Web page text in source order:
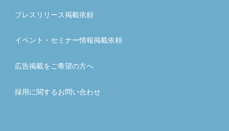
プレスリリース掲載依頼
イベント・セミナー情報掲載依頼
広告掲載をご希望の方へ
採用に関するお問い合わせ